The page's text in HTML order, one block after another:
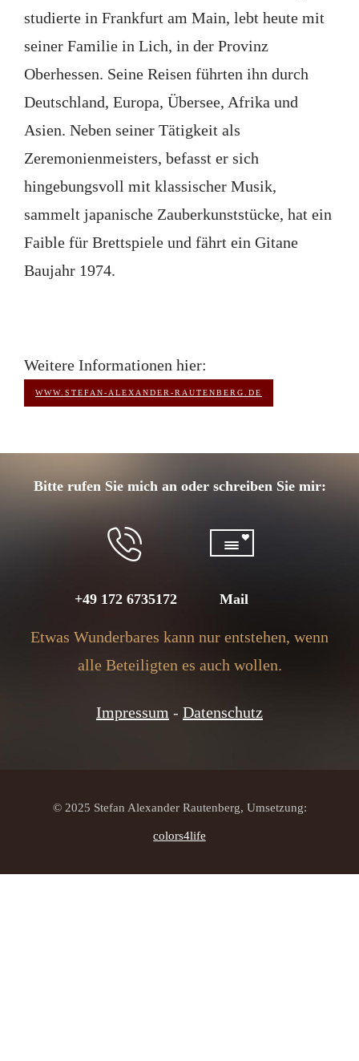
studierte in Frankfurt am Main, lebt heute mit
seiner Familie in Lich, in der Provinz
Oberhessen. Seine Reisen führten ihn durch
Deutschland, Europa, Übersee, Afrika und
Asien. Neben seiner Tätigkeit als
Zeremonienmeisters, befasst er sich
hingebungsvoll mit klassischer Musik,
sammelt japanische Zauberkunststücke, hat ein
Faible für Brettspiele und fährt ein Gitane
Baujahr 1974.
Weitere Informationen hier:
WWW.STEFAN-ALEXANDER-RAUTENBERG.DE
Bitte rufen Sie mich an oder schreiben Sie mir:
+49 172 6735172 Mail
Etwas Wunderbares kann nur entstehen, wenn
alle Beteiligten es auch wollen.
Impressum - Datenschutz
© 2025 Stefan Alexander Rautenberg, Umsetzung:
colors4life